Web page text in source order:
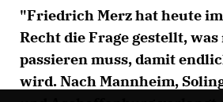
"Friedrich Merzhat heute
Recht die Frage gestellt, was
passieren muss, damit
wird. Nach Mannheim,